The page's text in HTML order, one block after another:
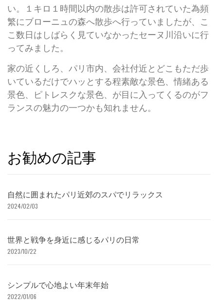
い。１キロ１時間以内の散歩は許可されていた為頻
繁にブローニュの森へ散歩へ行っていましたが、こ
こ数日はしばらく見ていなかったセーヌ川沿いに行
ってみました。
家の近くしろ、パリ市内、会社付近とどこもただ歩
いているだけでハッとする程素敵な景色、情緒ある
景色、ピトレスクな景色、が目に入ってくるのがフ
ランスの魅力の一つかも知れません。
お勧めの記事
自然に囲まれたパリ近郊のスパでリラックス
2024/02/03
世界と戦争を身近に感じるパリの日常
2023/10/22
シンプルで心地よい年末年始
2022/01/06